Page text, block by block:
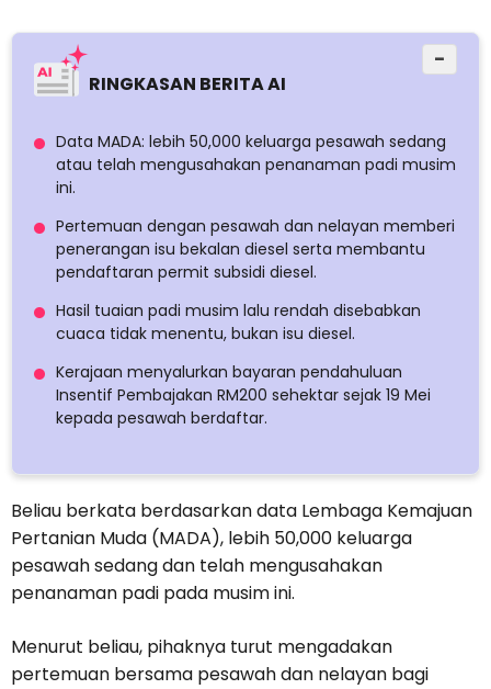
RINGKASAN BERITA AI
−
Data MADA: lebih 50,000 keluarga pesawah sedang
atau telah mengusahakan penanaman padi musim
ini.
Pertemuan dengan pesawah dan nelayan memberi
penerangan isu bekalan diesel serta membantu
pendaftaran permit subsidi diesel.
Hasil tuaian padi musim lalu rendah disebabkan
cuaca tidak menentu, bukan isu diesel.
Kerajaan menyalurkan bayaran pendahuluan
Insentif Pembajakan RM200 sehektar sejak 19 Mei
kepada pesawah berdaftar.
Beliau berkata berdasarkan data Lembaga Kemajuan
Pertanian Muda (MADA), lebih 50,000 keluarga
pesawah sedang dan telah mengusahakan
penanaman padi pada musim ini.
Menurut beliau, pihaknya turut mengadakan
pertemuan bersama pesawah dan nelayan bagi